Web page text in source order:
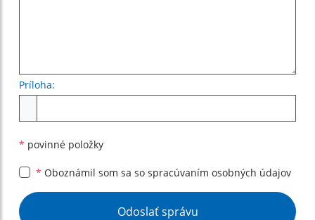
Príloha:
* povinné položky
* Oboznámil som sa so spracúvaním osobných údajov
Google reCaptcha Response
Odoslať správu